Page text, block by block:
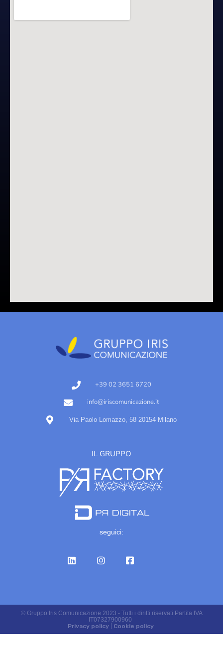
+39 02 3651 6720
info@iriscomunicazione.it
Via Paolo Lomazzo, 58 20154 Milano
IL GRUPPO
seguici:
© Gruppo Iris Comunicazione 2023 - Tutti i diritti riservati Partita IVA
IT07327900960
Privacy policy| Cookie policy